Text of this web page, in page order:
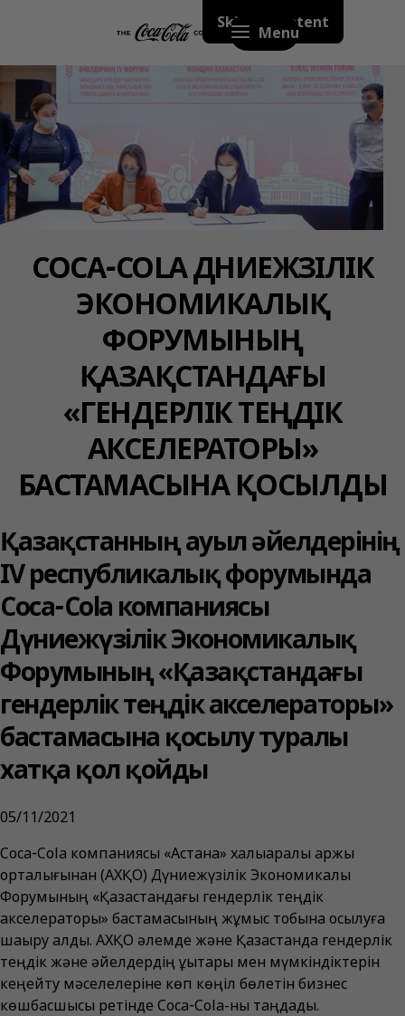
Skip to content
Menu
COCA‑COLA ДҮНИЕЖҮЗІЛІК
ЭКОНОМИКАЛЫҚ
ФОРУМЫНЫҢ
ҚАЗАҚСТАНДАҒЫ
«ГЕНДЕРЛІК ТЕҢДІК
АКСЕЛЕРАТОРЫ»
БАСТАМАСЫНА ҚОСЫЛДЫ
Қазақстанның ауыл әйелдерінің
IV республикалық форумында
Coca‑Cola компаниясы
Дүниежүзілік Экономикалық
Форумының «Қазақстандағы
гендерлік теңдік акселераторы»
бастамасына қосылу туралы
хатқа қол қойды
05/11/2021
Coca‑Cola компаниясы «Астана» халықаралық қаржы
орталығынан (АХҚО) Дүниежүзілік Экономикалық
Форумының «Қазақстандағы гендерлік теңдік
акселераторы» бастамасының жұмыс тобына қосылуға
шақыру алды. АХҚО әлемде және Қазақстанда гендерлік
теңдік және әйелдердің құқықтары мен мүмкіндіктерін
кеңейту мәселелеріне көп көңіл бөлетін бизнес
көшбасшысы ретінде Coca‑Cola-ны таңдады.